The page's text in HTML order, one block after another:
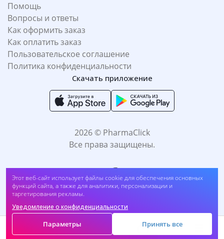
Этот веб-сайт использует файлы cookie для обеспечения основных
функций сайта, а также для аналитики, персонализации и
таргетирования рекламы.
Уведомление о конфиденциальности
Параметры Принять все
Помощь
Вопросы и ответы
Как оформить заказ
Как оплатить заказ
Пользовательское соглашение
Политика конфиденциальности
Скачать приложение
2026 © PharmaClick
Все права защищены.
Принимаем к оплате: